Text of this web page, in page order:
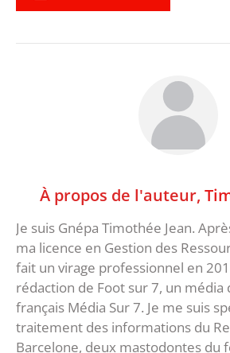
À propos de l'auteur,
Je suis Gnépa Timothée Jean.
ma licence en Gestion des
fait un virage professionnel en
rédaction de Foot sur 7, un média
français Média Sur 7. Je me suis
traitement des informations du
Barcelone, deux mastodontes du